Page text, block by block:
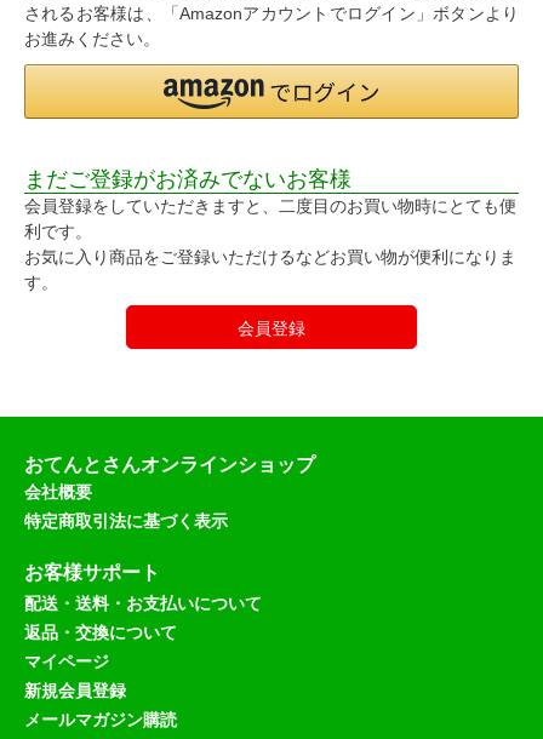
されるお客様は、「Amazonアカウントでログイン」ボタンより
お進みください。
まだご登録がお済みでないお客様
会員登録をしていただきますと、二度目のお買い物時にとても便
利です。
お気に入り商品をご登録いただけるなどお買い物が便利になりま
す。
会員登録
おてんとさんオンラインショップ
会社概要
特定商取引法に基づく表示
お客様サポート
配送・送料・お支払いについて
返品・交換について
マイページ
新規会員登録
メールマガジン購読